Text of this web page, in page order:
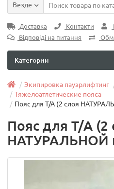
Везде
Доставка Контакти
Відповіді на питання
Категории
Экипировка пауэрлифтинг
Тяжелоатлетические пояса
Пояс для Т/А (2 слоя
Пояс для Т/А (2
НАТУРАЛЬНОЙ